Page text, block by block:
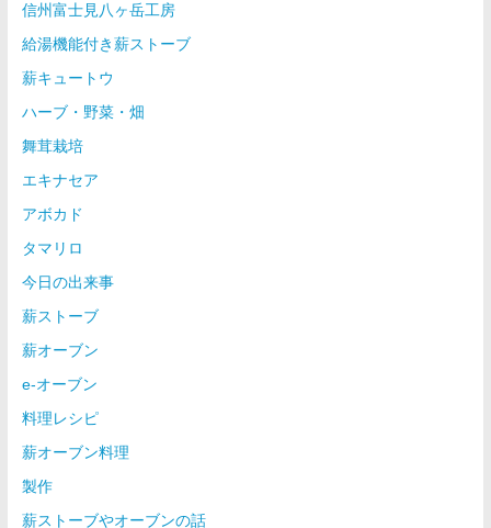
信州富士見八ヶ岳工房
給湯機能付き薪ストーブ
薪キュートウ
ハーブ・野菜・畑
舞茸栽培
エキナセア
アボカド
タマリロ
今日の出来事
薪ストーブ
薪オーブン
e-オーブン
料理レシピ
薪オーブン料理
製作
薪ストーブやオーブンの話